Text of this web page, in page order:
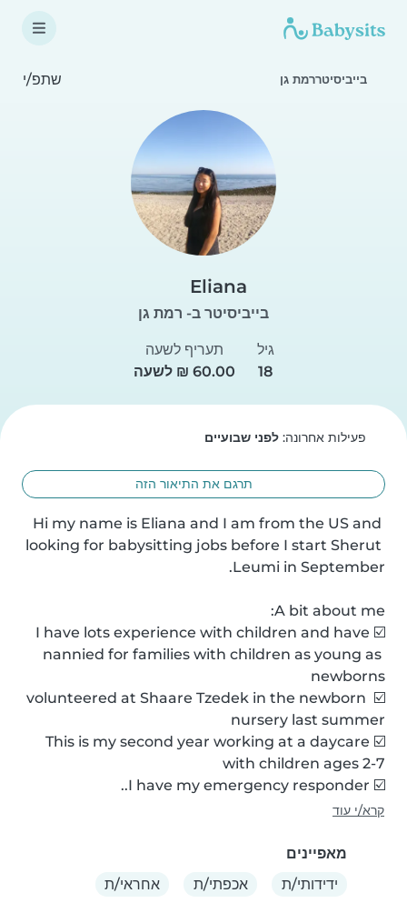
בייביסיטררמת גן שתפ/י
Eliana
בייביסיטר ב- רמת גן
גיל
18
תעריף לשעה
פעילות אחרונה:לפני שבועיים
תרגם את התיאור הזה
Hi my name is Eliana and I am from the US and
looking for babysitting jobs before I start Sherut
☑️I have lots experience with children and have
nannied for families with children as young as
☑️ I volunteered at Shaare Tzedek in the newborn
☑️This is my second year working at a daycare
☑️ I have my emergency responder..
קרא/י עוד
מאפיינים
ידידותי/ת
אכפתי/ת אחראי/ת